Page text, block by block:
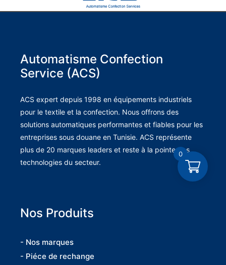
Automatisme Confection
Service (ACS)
ACS expert depuis 1998 en équipements industriels
pour le textile et la confection. Nous offrons des
solutions automatiques performantes et fiables pour les
entreprises sous douane en Tunisie. ACS représente
plus de 20 marques leaders et reste à la pointe des
technologies du secteur.
Nos Produits
- Nos marques
- Piéce de rechange
0